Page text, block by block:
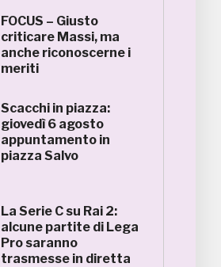
FOCUS – Giusto
criticare Massi, ma
anche riconoscerne i
meriti
Scacchi in piazza:
giovedì 6 agosto
appuntamento in
piazza Salvo
La Serie C su Rai 2:
alcune partite di Lega
Pro saranno
trasmesse in diretta